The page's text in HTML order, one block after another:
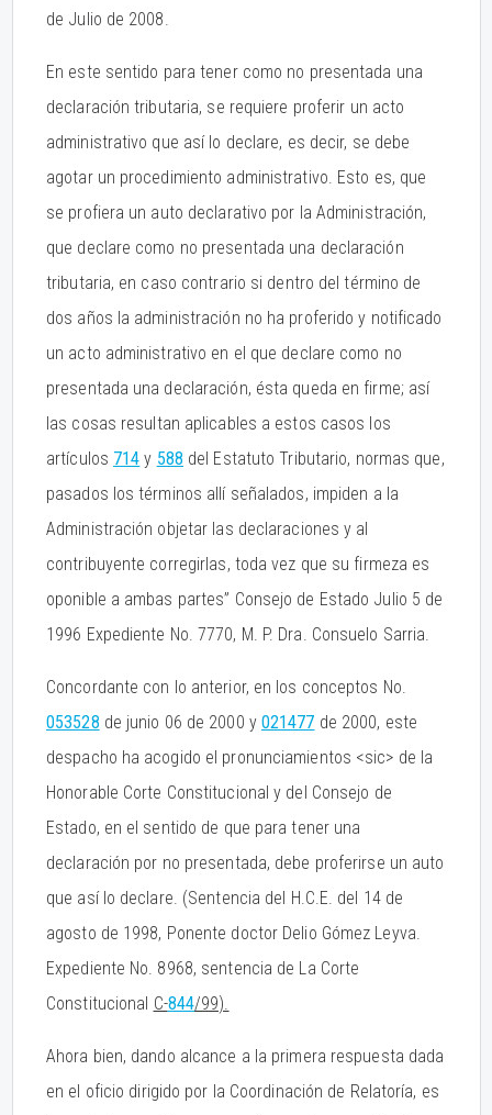
de Julio de 2008.
En este sentido para tener como no presentada una
declaración tributaria, se requiere proferir un acto
administrativo que así lo declare, es decir, se debe
agotar un procedimiento administrativo. Esto es, que
se profiera un auto declarativo por la Administración,
que declare como no presentada una declaración
tributaria, en caso contrario si dentro del término de
dos años la administración no ha proferido y notificado
un acto administrativo en el que declare como no
presentada una declaración, ésta queda en firme; así
las cosas resultan aplicables a estos casos los
artículos 714 y 588 del Estatuto Tributario, normas que,
pasados los términos allí señalados, impiden a la
Administración objetar las declaraciones y al
contribuyente corregirlas, toda vez que su firmeza es
oponible a ambas partes” Consejo de Estado Julio 5 de
1996 Expediente No. 7770, M. P. Dra. Consuelo Sarria.
Concordante con lo anterior, en los conceptos No.
053528 de junio 06 de 2000 y 021477 de 2000, este
despacho ha acogido el pronunciamientos <sic> de la
Honorable Corte Constitucional y del Consejo de
Estado, en el sentido de que para tener una
declaración por no presentada, debe proferirse un auto
que así lo declare. (Sentencia del H.C.E. del 14 de
agosto de 1998, Ponente doctor Delio Gómez Leyva.
Expediente No. 8968, sentencia de La Corte
Constitucional C-844/99).
Ahora bien, dando alcance a la primera respuesta dada
en el oficio dirigido por la Coordinación de Relatoría, es